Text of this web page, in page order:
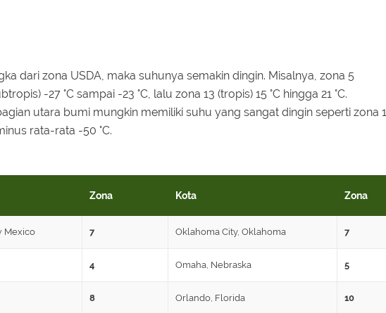
dari zona USDA, maka suhunya semakin dingin. Misalnya, zona 5
-27 °C sampai -23 °C, lalu zona 13 (tropis) 15 °C hingga 21 °C.
utara bumi mungkin memiliki suhu yang sangat dingin seperti zona 1
rata-rata -50 °C.
Zona Kota Zona
Mexico 7 Oklahoma City, Oklahoma 7
4 Omaha, Nebraska 5
8 Orlando, Florida 10